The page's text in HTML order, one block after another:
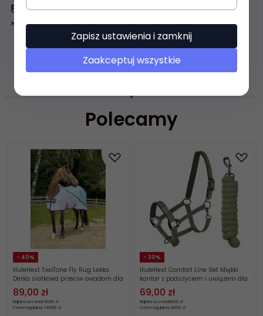
POZOSTAŁE SUPER OFERTY WSKLEPIE
JEŹDZIECKIMBERGO
ZASOBY DOTYCZĄCE
BEZPIECZEŃSTWA I PRODUKTÓW
Polecamy
- 40%
HuleHest TwoTone Fly Rug Lekka
Derka siatkowa przeciw owadom dla
konia
89,00 zł
Najniższa cena149.00 zł
Cena regularna: 149.00 zł
- 30%
HuleHest Comfort Line Set Miękki
kantar z podszyciem i uwiązem dla
konia
69,00 zł
Najniższa cena99.00 zł
Cena regularna: 99.00 zł
Zapisz ustawienia i zamknij
Zaakceptuj wszystkie